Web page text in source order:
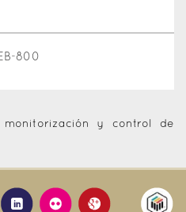
800
y control de